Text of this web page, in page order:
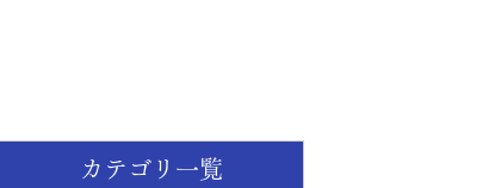
カテゴリ一覧